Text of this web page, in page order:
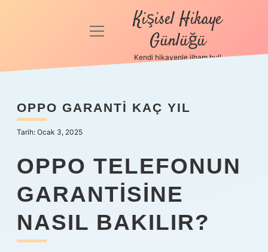
Anasayfa
Politikası
Yasal Uyarı
Hakkımızda
menüyü
Kişisel Hikaye
Günlüğü
Kendi hikayenle ilham bul!
OPPO GARANTI KAÇ YIL
Tarih: Ocak 3, 2025
OPPO TELEFONUN
GARANTISINE
NASIL BAKILIR?